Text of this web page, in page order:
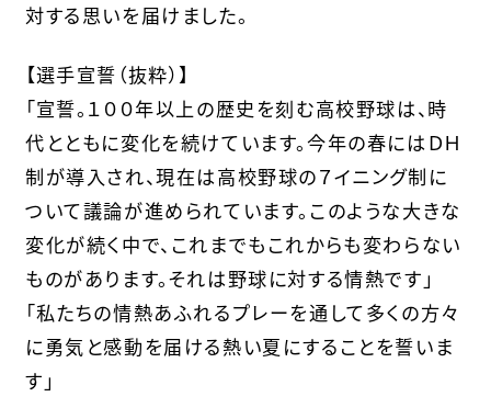
対する思いを届けました。
【選手宣誓（抜粋）】
「宣誓。１００年以上の歴史を刻む高校野球は、時
代とともに変化を続けています。今年の春にはＤＨ
制が導入され、現在は高校野球の７イニング制に
ついて議論が進められています。このような大きな
変化が続く中で、これまでもこれからも変わらない
ものがあります。それは野球に対する情熱です」
「私たちの情熱あふれるプレーを通して多くの方々
に勇気と感動を届ける熱い夏にすることを誓いま
す」